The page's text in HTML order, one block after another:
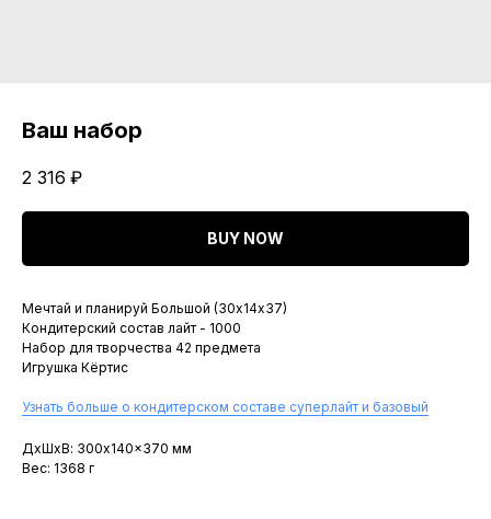
Ваш набор
2 316 ₽
BUY NOW
Мечтай и планируй Большой (30х14х37)
Кондитерский состав лайт - 1000
Набор для творчества 42 предмета
Игрушка Кёртис
Узнать больше о кондитерском составе суперлайт и базовый
ДxШxВ: 300x140x370 мм
Вес: 1368 г